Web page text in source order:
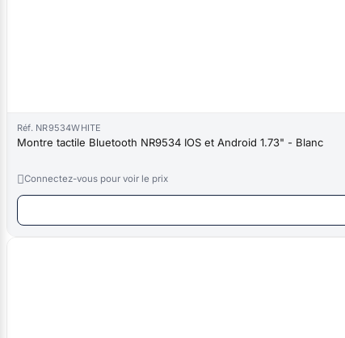
Réf. NR9534WHITE
Montre tactile Bluetooth NR9534 IOS et Android 1.73" - Blanc
Connectez-vous pour voir le prix